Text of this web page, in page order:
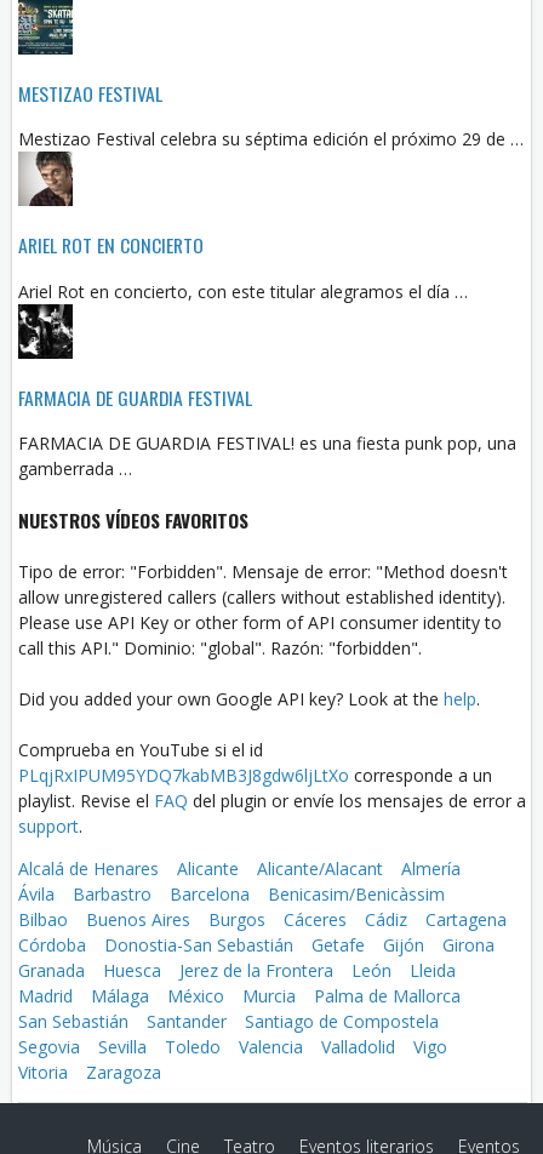
MESTIZAO FESTIVAL
Mestizao Festival celebra su séptima edición el próximo 29 de …
ARIEL ROT EN CONCIERTO
Ariel Rot en concierto, con este titular alegramos el día …
FARMACIA DE GUARDIA FESTIVAL
FARMACIA DE GUARDIA FESTIVAL! es una fiesta punk pop, una
gamberrada …
NUESTROS VÍDEOS FAVORITOS
Tipo de error: "Forbidden". Mensaje de error: "Method doesn't
allow unregistered callers (callers without established identity).
Please use API Key or other form of API consumer identity to
call this API." Dominio: "global". Razón: "forbidden".
Did you added your own Google API key? Look at the help.
Comprueba en YouTube si el id
PLqjRxIPUM95YDQ7kabMB3J8gdw6ljLtXo corresponde a un
playlist. Revise el FAQ del plugin or envíe los mensajes de error a
support.
Alcalá de Henares
Alicante Alicante/Alacant
Almería
Ávila
Barbastro Barcelona
Benicasim/Benicàssim
Bilbao
Buenos Aires Burgos Cáceres Cádiz
Cartagena
Córdoba
Donostia-San Sebastián Getafe Gijón
Girona
Granada
Huesca Jerez de la Frontera León
Lleida
Madrid
Málaga México Murcia
Palma de Mallorca
San Sebastián
Santander
Santiago de Compostela
Segovia
Sevilla Toledo Valencia Valladolid
Vigo
Vitoria
Zaragoza
Eventos
Eventos literarios
Teatro
Cine
Música